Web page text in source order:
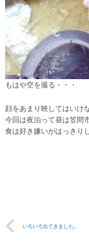
もはや空を撮る・・・
顔をあまり映してはいけ
今回は夜泊って昼は笠間
食は好き嫌いがはっきり
Prev
いろいろ出てきました。